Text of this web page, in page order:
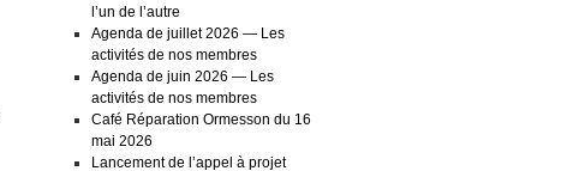
l’un de l’autre
Agenda de juillet 2026 — Les
activités de nos membres
Agenda de juin 2026 — Les
activités de nos membres
Café Réparation Ormesson du 16
mai 2026
Lancement de l’appel à projet